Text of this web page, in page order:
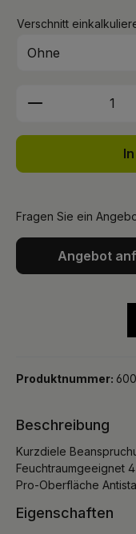
Verschnitt
Produkt
Fragen Sie ein
Angebot
Produktnummer:
Beschreibung
Kurzdiele
Feuchtraumgeeignet
Pro-Oberfläche
Eigenschaften